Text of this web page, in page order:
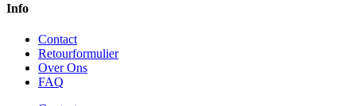
Info
Contact
Retourformulier
Over Ons
FAQ